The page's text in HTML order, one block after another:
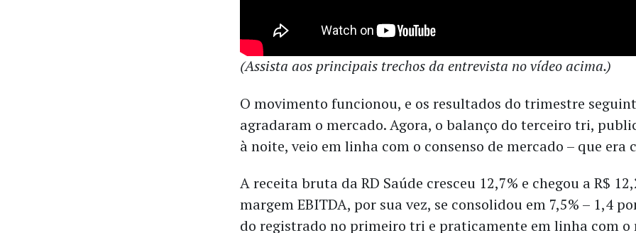
(Assista aos principais trechos da entrevista no vídeo acima.)
O movimento funcionou, e os resultados do trimestre
agradaram o mercado. Agora, o balanço do terceiro tri,
à noite, veio em linha com o consenso de mercado – que era
A receita bruta da RD Saúde cresceu 12,7% e chegou a R$
margem EBITDA, por sua vez, se consolidou em 7,5% – 1,4
do registrado no primeiro tri e praticamente em linha com o